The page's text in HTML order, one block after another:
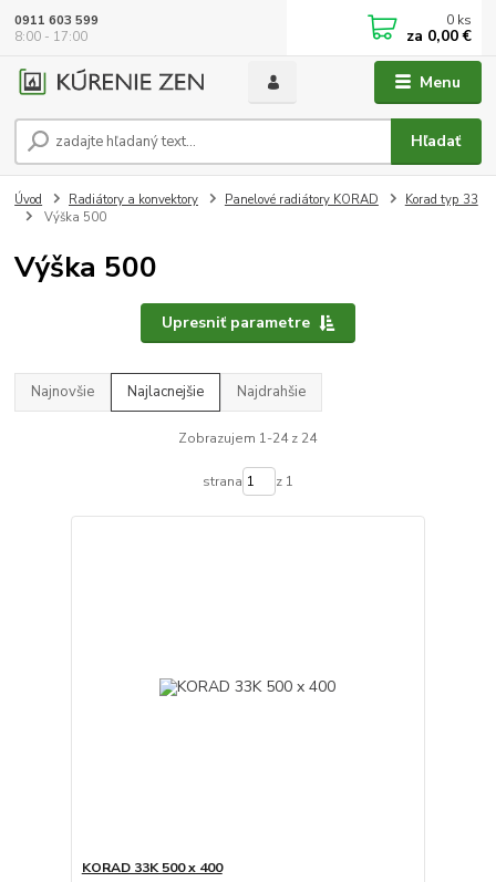
Menu
Hľadať
0911 603 599
8:00 - 17:00
0 ks
za 0,00 €
Úvod Radiátory a konvektory Panelové radiátory KORAD
Korad typ 33
Výška 500
Výška 500
Upresniť parametre
Najnovšie Najlacnejšie Najdrahšie
Zobrazujem 1-24 z 24
strana z 1
KORAD 33K 500 x 400